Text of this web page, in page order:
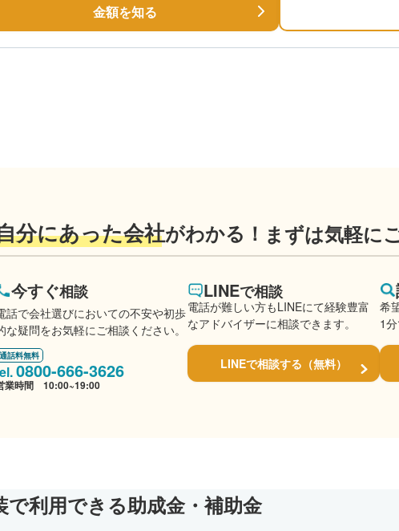
金額を知る
分にあった会社がわかる！ まずは気軽に
今すぐ相談
話で会社選びにおいての不安や初歩
な疑問をお気軽にご相談ください。
通話料無料
0800-666-3626
業時間 10:00~19:00
LINEで相談
電話が難しい方もLINEにて経験豊富
なアドバイザーに相談できます。
LINEで相談する（無料）
希
1
利用できる助成金・補助金